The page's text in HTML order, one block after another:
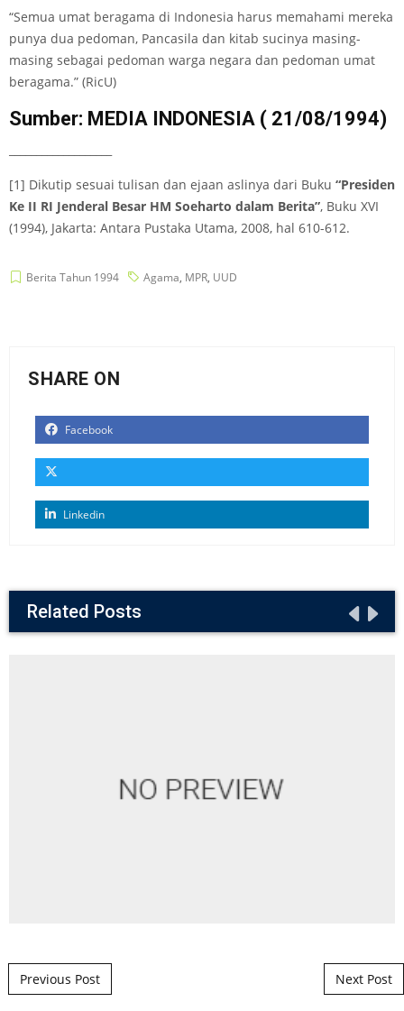
“Semua umat beragama di Indonesia harus memahami mereka
punya dua pedoman, Pancasila dan kitab sucinya masing-
masing sebagai pedoman warga negara dan pedoman umat
beragama.” (RicU)
Sumber: MEDIA INDONESIA ( 21/08/1994)
[1] Dikutip sesuai tulisan dan ejaan aslinya dari Buku “Presiden
Ke II RI Jenderal Besar HM Soeharto dalam Berita”, Buku XVI
(1994), Jakarta: Antara Pustaka Utama, 2008, hal 610-612.
Berita Tahun 1994 Agama, MPR, UUD
SHARE ON
Facebook
Linkedin
Related Posts
Post navigation
Previous Post Next Post